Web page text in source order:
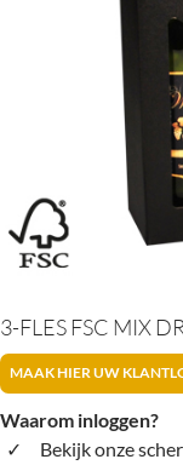
3-FLES FSC MIX
MAAK HIER UW
Waarom inloggen?
Bekijk onze